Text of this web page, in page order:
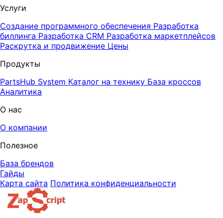
Услуги
Создание программного обеспечения Разработка
биллинга Разработка CRM Разработка маркетплейсов
Раскрутка и продвижение Цены
Продукты
PartsHub System Каталог на технику База кроссов
Аналитика
О нас
О компании
Полезное
База брендов
Гайды
Карта сайта Политика конфиденциальности